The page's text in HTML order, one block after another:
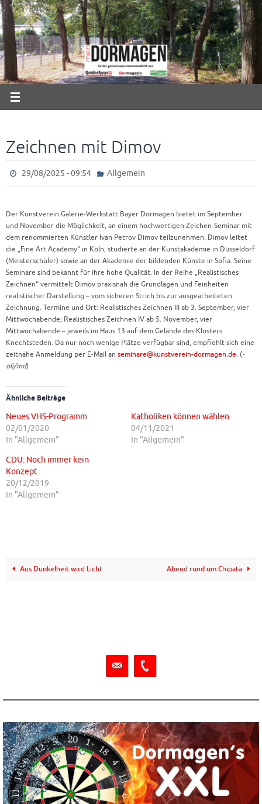
Zum
Inhalt
springen
Zeichnen mit Dimov
29/08/2025 - 09:54 Allgemein
Der Kunstverein Galerie-Werkstatt Bayer Dormagen bietet im September
und November die Möglichkeit, an einem hochwertigen Zeichen-Seminar mit
dem renommierten Künstler Ivan Petrov Dimov teilzunehmen. Dimov leitet
die „Fine Art Academy“ in Köln, studierte an der Kunstakademie in Düsseldorf
(Meisterschüler) sowie an der Akademie der bildenden Künste in Sofia. Seine
Seminare sind bekannt für ihre hohe Qualität. In der Reihe „Realistisches
Zeichnen“ vermittelt Dimov praxisnah die Grundlagen und Feinheiten
realistischer Darstellung – vom sicheren Strich bis zur ausgearbeiteten
Zeichnung. Termine und Ort: Realistisches Zeichnen III ab 3. September, vier
Mittwochabende; Realistisches Zeichnen IV ab 5. November, vier
Mittwochabende – jeweils im Haus 13 auf dem Gelände des Klosters
Knechtsteden. Da nur noch wenige Plätze verfügbar sind, empfiehlt sich eine
zeitnahe Anmeldung per E-Mail an seminare@kunstverein-dormagen.de. (-
oli/md)
Ähnliche Beiträge
Neues VHS-Programm
02/01/2020
In "Allgemein"
Katholiken können wählen
04/11/2021
In "Allgemein"
CDU: Noch immer kein
Konzept
20/12/2019
In "Allgemein"
Aus Dunkelheit wird Licht Abend rund um Chipata